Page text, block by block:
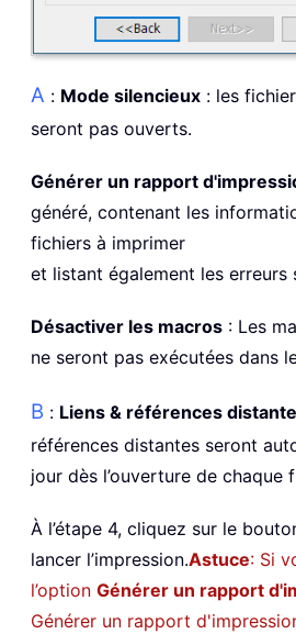
A : Mode silencieux : les
seront pas ouverts.
Générer un rapport
généré, contenant les
fichiers à imprimer
et listant également les erreurs
Désactiver les macros : Les
ne seront pas exécutées dans
B : Liens & références
références distantes seront
jour dès l’ouverture de chaque
À l’étape 4, cliquez sur le
lancer l’impression.Astuce: Si
l’option Générer un rapport
Générer un rapport